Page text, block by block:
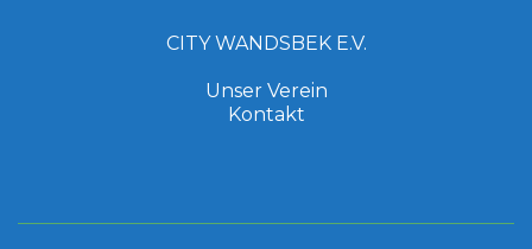
CITY WANDSBEK E.V.
Unser Verein
Kontakt